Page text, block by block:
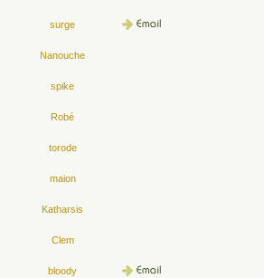
surge
Nanouche
spike
Robé
torode
maion
Katharsis
Clem
bloody